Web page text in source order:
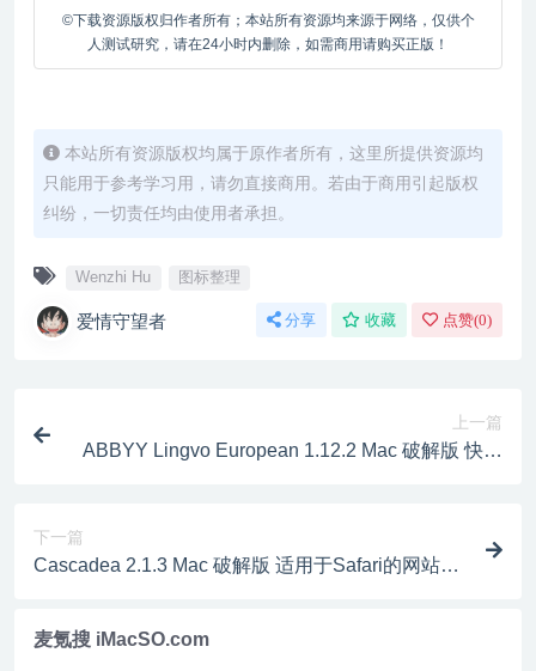
©下载资源版权归作者所有；本站所有资源均来源于网络，仅供个
人测试研究，请在24小时内删除，如需商用请购买正版！
本站所有资源版权均属于原作者所有，这里所提供资源均
只能用于参考学习用，请勿直接商用。若由于商用引起版权
纠纷，一切责任均由使用者承担。
Wenzhi Hu 图标整理
爱情守望者 分享 收藏 点赞(0)
上一篇
ABBYY Lingvo European 1.12.2 Mac 破解版 快速
下一篇
Cascadea 2.1.3 Mac 破解版 适用于Safari的网站样
麦氪搜 iMacSO.com